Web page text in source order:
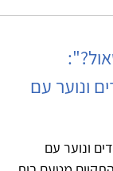
ונוער עם
ונוער עם